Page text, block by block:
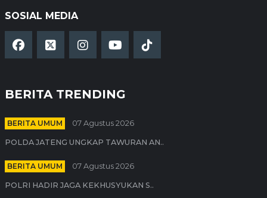
SOSIAL MEDIA
BERITA TRENDING
BERITA UMUM 07 Agustus 2026
POLDA JATENG UNGKAP TAWURAN AN..
BERITA UMUM 07 Agustus 2026
POLRI HADIR JAGA KEKHUSYUKAN S..